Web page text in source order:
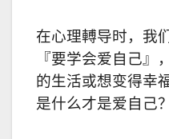
在心理𨍭导时，我
『要学会爱自己』
的生活或想变得幸
是什么才是爱自己？